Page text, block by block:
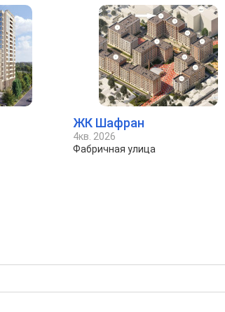
ЖК Шафран
4кв. 2026
Фабричная улица